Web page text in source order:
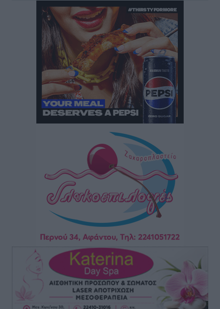
Γ.Σ. Διαγόρας: Εντατική προετοιμασία και επιστροφή
Ρίζου στις Ακαδημίες
Αθλητικά πριν 3 ώρες
Εθνική Ανδρών: Ραντεβού στο Telekom Center Athens
• πριν 3 ώρες
ΕΠΟ: Απέσυρε τη στήριξή της στην υποψηφιότητα
του Ινφαντίνο
Φοίβος Κω: Το «ευχαριστώ» για το 9ο Kos 3X3
Basketball Festival
• πριν 3 ώρες
6ο Kalymnos 3X3: Ολοκληρώθηκε με μεγάλη επιτυχία,
νικητές οι VAR!
Νέα αεροσκάφη, drones, δασοκομάντος: Τι έχει
αλλάξει στην Πολιτική Προστασί
Ειδήσεις πριν 4 ώρες